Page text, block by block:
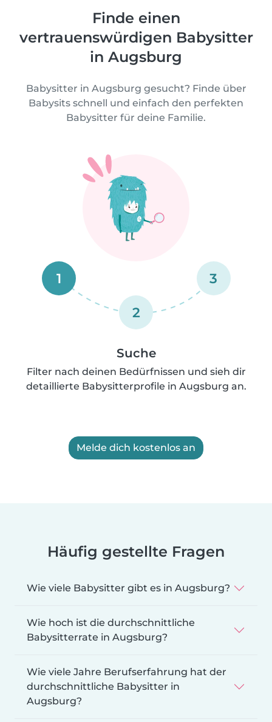
Finde einen
vertrauenswürdigen Babysitter
in Augsburg
Babysitter in Augsburg gesucht? Finde über
Babysits schnell und einfach den perfekten
Babysitter für deine Familie.
1
2
3
Suche
Filter nach deinen Bedürfnissen und sieh dir
detaillierte Babysitterprofile in Augsburg an.
Melde dich kostenlos an
Häufig gestellte Fragen
Wie viele Babysitter gibt es in Augsburg?
Wie hoch ist die durchschnittliche
Babysitterrate in Augsburg?
Wie viele Jahre Berufserfahrung hat der
durchschnittliche Babysitter in
Augsburg?